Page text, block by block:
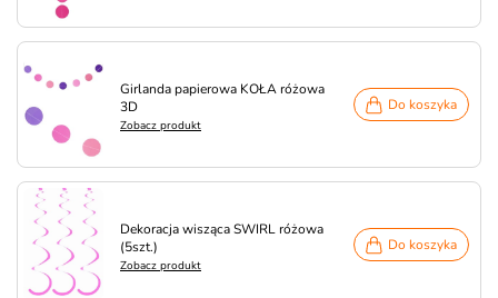
Girlanda papierowa KOŁA różowa
3D
Zobacz produkt
Do koszyka
Dekoracja wisząca SWIRL różowa
(5szt.)
Zobacz produkt
Do koszyka